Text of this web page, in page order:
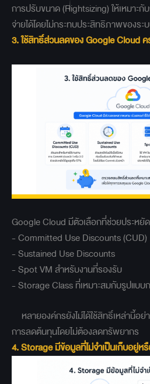
การปรับขนาด (Rightsizing) ให้เหมาะกั
จ่ายได้โดยไม่กระทบประสิทธิภาพของระ
3. ใช้สิทธิ์ส่วนลดของ Google Cloud
Google Cloud มีตัวเลือกที่ช่วยประหยั
- Committed Use Discounts (CUD)
- Sustained Use Discounts
- Spot VM สำหรับงานที่รองรับ
- Storage Class ที่เหมาะสมกับรูปแบบ
หลายองค์กรยังไม่ได้ใช้สิทธิ์เหล่านี้อย่
การลดต้นทุนโดยไม่ต้องลดทรัพยากร
4. Storage มีข้อมูลที่ไม่จำเป็นเก็บอยู่หรื